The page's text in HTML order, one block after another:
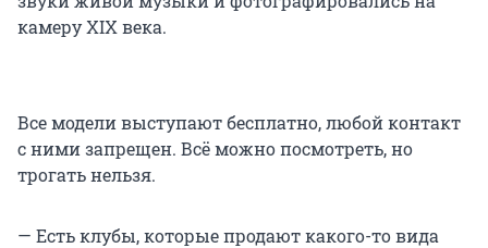
камеру XIX века.
Все модели выступают бесплатно, любой контакт
с ними запрещен. Всё можно посмотреть, но
трогать нельзя.
— Есть клубы, которые продают какого-то вида